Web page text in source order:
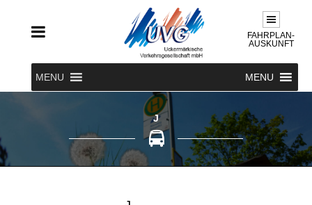
FAHRPLAN-
AUSKUNFT
MENU MENU
J